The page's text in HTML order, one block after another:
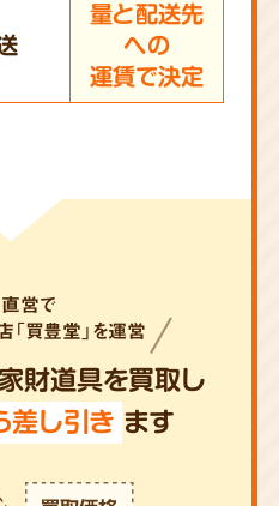
量と配送先
への
運賃で決定
財道具を買取し
差し引き ます
営で
「買豊堂」を運営